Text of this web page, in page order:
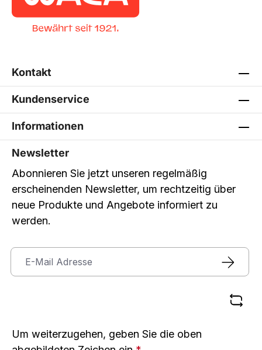
Kontakt
Kundenservice
Informationen
Newsletter
Abonnieren Sie jetzt unseren regelmäßig
erscheinenden Newsletter, um rechtzeitig über
neue Produkte und Angebote informiert zu
werden.
Um weiterzugehen, geben Sie die oben